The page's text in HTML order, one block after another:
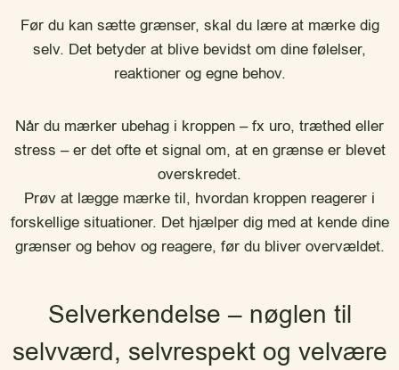
Før du kan sætte grænser, skal du lære at mærke dig
selv. Det betyder at blive bevidst om dine følelser,
reaktioner og egne behov.
Når du mærker ubehag i kroppen – fx uro, træthed eller
stress – er det ofte et signal om, at en grænse er blevet
overskredet.
Prøv at lægge mærke til, hvordan kroppen reagerer i
forskellige situationer. Det hjælper dig med at kende dine
grænser og behov og reagere, før du bliver overvældet.
Selverkendelse – nøglen til
selvværd, selvrespekt og velvære